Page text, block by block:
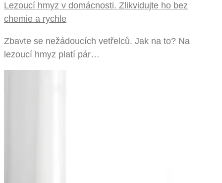
Lezoucí hmyz v domácnosti. Zlikvidujte ho bez
chemie a rychle
Zbavte se nežádoucích vetřelců. Jak na to? Na
lezoucí hmyz platí pár…